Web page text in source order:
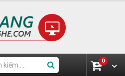
0